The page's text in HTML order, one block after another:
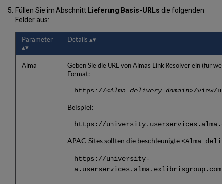
Füllen Sie im Abschnitt Lieferung Basis-URLs die folgenden
Felder aus:
Parameter Details
Alma
Geben Sie die URL von Almas Link Resolver ein (für
Format:
https://<Alma delivery domain>/view/
Beispiel:
https://
APAC-Sites sollten die beschleunigte<Alma
https://university-